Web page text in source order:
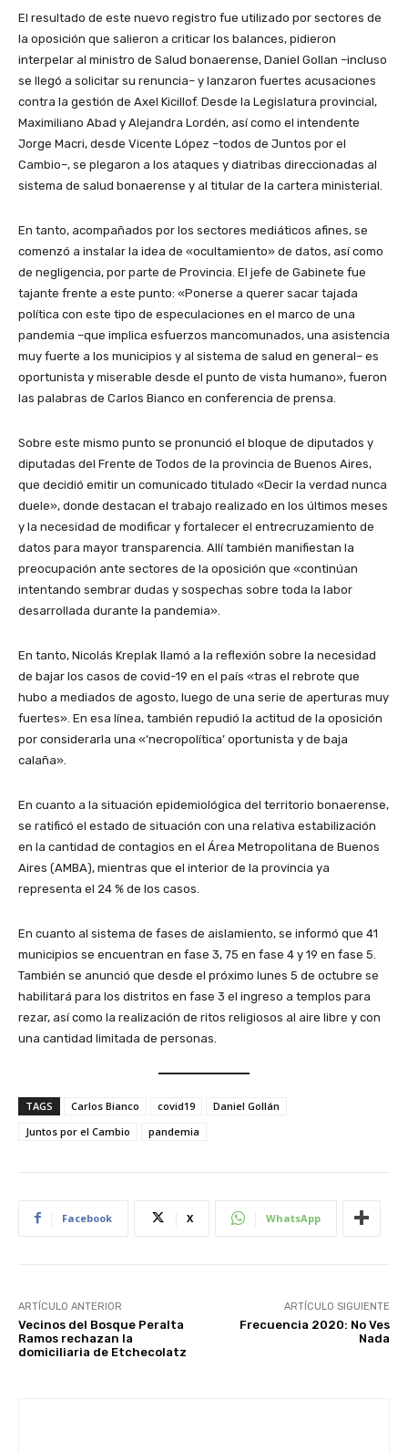
El resultado de este nuevo registro fue utilizado por sectores de
la oposición que salieron a criticar los balances, pidieron
interpelar al ministro de Salud bonaerense, Daniel Gollan –incluso
se llegó a solicitar su renuncia– y lanzaron fuertes acusaciones
contra la gestión de Axel Kicillof. Desde la Legislatura provincial,
Maximiliano Abad y Alejandra Lordén, así como el intendente
Jorge Macri, desde Vicente López –todos de Juntos por el
Cambio–, se plegaron a los ataques y diatribas direccionadas al
sistema de salud bonaerense y al titular de la cartera ministerial.
En tanto, acompañados por los sectores mediáticos afines, se
comenzó a instalar la idea de «ocultamiento» de datos, así como
de negligencia, por parte de Provincia. El jefe de Gabinete fue
tajante frente a este punto: «Ponerse a querer sacar tajada
política con este tipo de especulaciones en el marco de una
pandemia –que implica esfuerzos mancomunados, una asistencia
muy fuerte a los municipios y al sistema de salud en general– es
oportunista y miserable desde el punto de vista humano», fueron
las palabras de Carlos Bianco en conferencia de prensa.
Sobre este mismo punto se pronunció el bloque de diputados y
diputadas del Frente de Todos de la provincia de Buenos Aires,
que decidió emitir un comunicado titulado «Decir la verdad nunca
duele», donde destacan el trabajo realizado en los últimos meses
y la necesidad de modificar y fortalecer el entrecruzamiento de
datos para mayor transparencia. Allí también manifiestan la
preocupación ante sectores de la oposición que «continúan
intentando sembrar dudas y sospechas sobre toda la labor
desarrollada durante la pandemia».
En tanto, Nicolás Kreplak llamó a la reflexión sobre la necesidad
de bajar los casos de covid-19 en el país «tras el rebrote que
hubo a mediados de agosto, luego de una serie de aperturas muy
fuertes». En esa línea, también repudió la actitud de la oposición
por considerarla una «‘necropolítica’ oportunista y de baja
calaña».
En cuanto a la situación epidemiológica del territorio bonaerense,
se ratificó el estado de situación con una relativa estabilización
en la cantidad de contagios en el Área Metropolitana de Buenos
Aires (AMBA), mientras que el interior de la provincia ya
representa el 24 % de los casos.
En cuanto al sistema de fases de aislamiento, se informó que 41
municipios se encuentran en fase 3, 75 en fase 4 y 19 en fase 5.
También se anunció que desde el próximo lunes 5 de octubre se
habilitará para los distritos en fase 3 el ingreso a templos para
rezar, así como la realización de ritos religiosos al aire libre y con
una cantidad limitada de personas.
TAGS Carlos Bianco covid19
Daniel Gollán
Juntos por el Cambio
pandemia
Facebook X WhatsApp
ARTÍCULO ANTERIOR
Vecinos del Bosque Peralta
Ramos rechazan la
domiciliaria de Etchecolatz
ARTÍCULO SIGUIENTE
Frecuencia 2020: No Ves
Nada